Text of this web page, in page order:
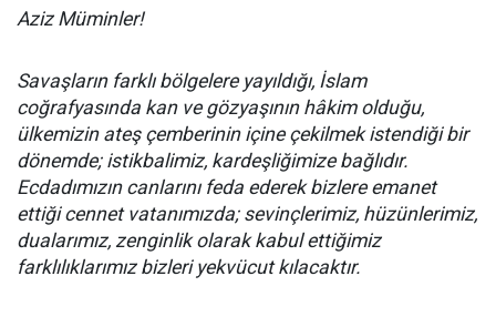
Aziz Müminler!
Savaşların farklı bölgelere yayıldığı, İslam
coğrafyasında kan ve gözyaşının hâkim olduğu,
ülkemizin ateş çemberinin içine çekilmek istendiği bir
dönemde; istikbalimiz, kardeşliğimize bağlıdır.
Ecdadımızın canlarını feda ederek bizlere emanet
ettiği cennet vatanımızda; sevinçlerimiz, hüzünlerimiz,
dualarımız, zenginlik olarak kabul ettiğimiz
farklılıklarımız bizleri yekvücut kılacaktır.